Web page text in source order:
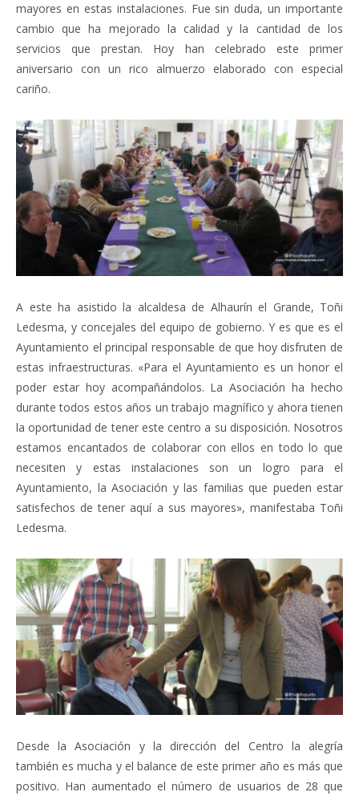
mayores en estas instalaciones. Fue sin duda, un importante
cambio que ha mejorado la calidad y la cantidad de los
servicios que prestan. Hoy han celebrado este primer
aniversario con un rico almuerzo elaborado con especial
cariño.
A este ha asistido la alcaldesa de Alhaurín el Grande, Toñi
Ledesma, y concejales del equipo de gobierno. Y es que es el
Ayuntamiento el principal responsable de que hoy disfruten de
estas infraestructuras. «Para el Ayuntamiento es un honor el
poder estar hoy acompañándolos. La Asociación ha hecho
durante todos estos años un trabajo magnífico y ahora tienen
la oportunidad de tener este centro a su disposición. Nosotros
estamos encantados de colaborar con ellos en todo lo que
necesiten y estas instalaciones son un logro para el
Ayuntamiento, la Asociación y las familias que pueden estar
satisfechos de tener aquí a sus mayores», manifestaba Toñi
Ledesma.
Desde la Asociación y la dirección del Centro la alegría
también es mucha y el balance de este primer año es más que
positivo. Han aumentado el número de usuarios de 28 que